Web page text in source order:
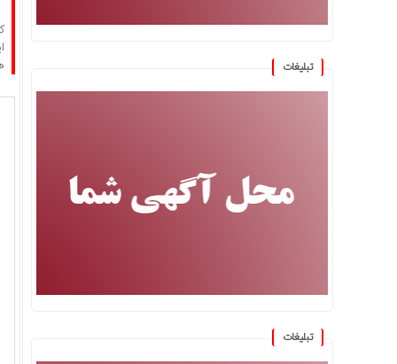
تبلیغات
تبلیغات